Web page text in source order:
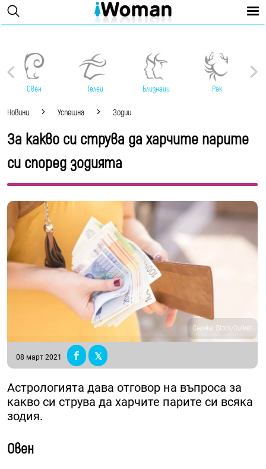
Овен Телец Близнаци Рак
Новини Успешна Зодии
За какво си струва да харчите парите
си според зодията
Снимка: iStock/Guliver
08 март 2021
Астрологията дава отговор на въпроса за
какво си струва да харчите парите си всяка
зодия.
Овен